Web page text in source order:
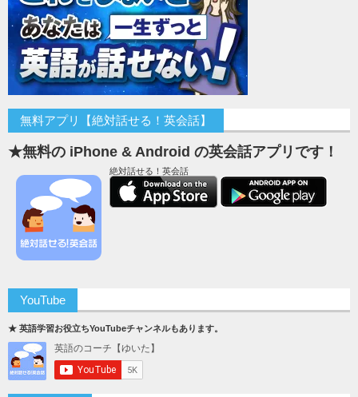
無料アプリ【絶対話せる！英会話】
★無料の iPhone & Android の英会話アプリです！
絶対話せる！英会話
YouTube
★ 英語学習お役立ちYouTubeチャンネルもあります。